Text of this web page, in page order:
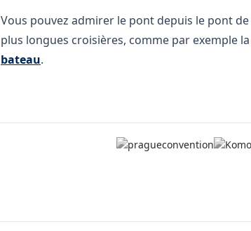
Vous pouvez admirer le pont depuis le pont de
plus longues croisières, comme par exemple la
bateau.